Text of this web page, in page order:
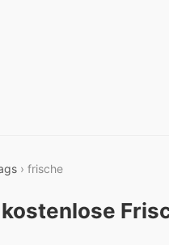
› frische